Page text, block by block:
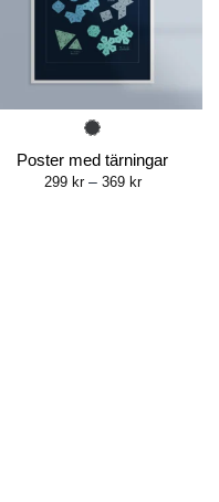
Poster med tärningar
299 kr – 369 krPrice